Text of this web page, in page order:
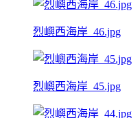
烈嶼西海岸_46.jpg
烈嶼西海岸_45.jpg